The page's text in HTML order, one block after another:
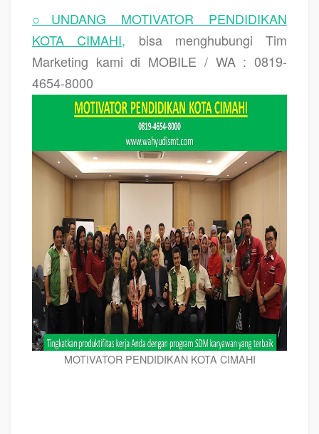
○UNDANG MOTIVATOR PENDIDIKAN
KOTA CIMAHI, bisa menghubungi Tim
Marketing kami di MOBILE / WA : 0819-
4654-8000
MOTIVATOR PENDIDIKAN KOTA CIMAHI